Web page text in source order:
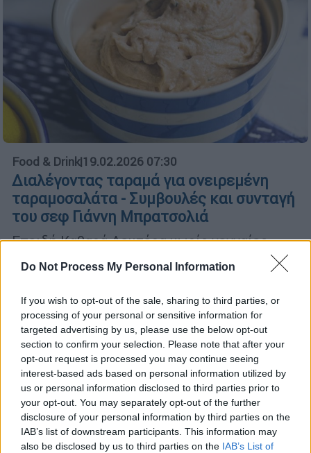
Do Not Process My Personal Information
If you wish to opt-out of the sale, sharing to third parties, or
processing of your personal or sensitive information for
targeted advertising by us, please use the below opt-out
section to confirm your selection. Please note that after your
opt-out request is processed you may continue seeing
interest-based ads based on personal information utilized by
us or personal information disclosed to third parties prior to
your opt-out. You may separately opt-out of the further
disclosure of your personal information by third parties on the
IAB’s list of downstream participants. This information may
also be disclosed by us to third parties on the IAB’s List of
Food & Drink|19.02.2026 07:30
Διαλέγοντας ταραμά για ονειρεμένη
ταραμοσαλάτα - Συμβουλές και συνταγή
του σεφ Γιάννη Μπρατσολιά
Επειδή Καθαρά Δευτέρα χωρίς γενναίες
βουτιές τραγανής λαγάνας σε φίνα
ταραμοσαλάτα δεν γίνεται, το ethnos.gr
κουζίνας.